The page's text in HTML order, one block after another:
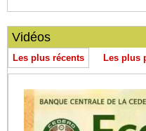
Vidéos
Les plus récents Les plus